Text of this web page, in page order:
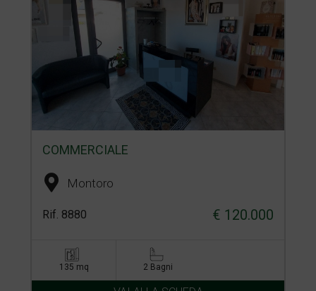
COMMERCIALE
Montoro
Rif. 8880 € 120.000
135 mq 2 Bagni